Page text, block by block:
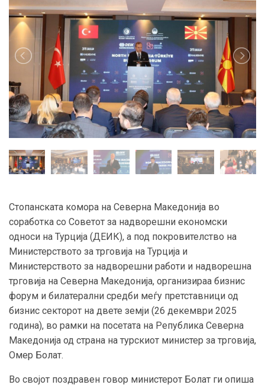
Стопанската комора на Северна Македонија во
соработка со Советот за надворешни економски
односи на Турција (ДЕИК), а под покровителство на
Министерството за трговија на Турција и
Министерството за надворешни работи и надворешна
трговија на Северна Македонија, организираа бизнис
форум и билатерални средби меѓу претставници од
бизнис секторот на двете земји (26 декември 2025
година), во рамки на посетата на Република Северна
Македонија од страна на турскиот министер за трговија,
Омер Болат.
Во својот поздравен говор министерот Болат ги опиша